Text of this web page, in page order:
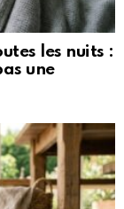
les nuits :
une